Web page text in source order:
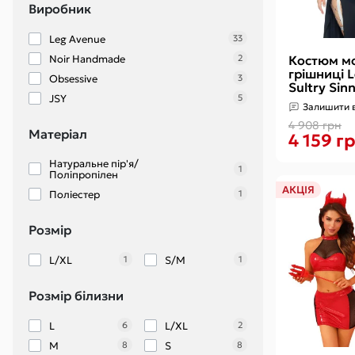
Гідропомпи
Вакуумні
Виробник
Leg Avenue 33
Noir Handmade 2
Obsessive 3
JSY 5
Матеріал
Натуральне пір'я/
Поліпропілен
1
Поліестер 1
Розмір
L/XL 1 S/M 1
Розмір білизни
L 6 L/XL 2
M 8 S 8
Костюм
грішниці
Sultry
сукня,
комір
Залишити
4 908 грн
4 159
АКЦІЯ